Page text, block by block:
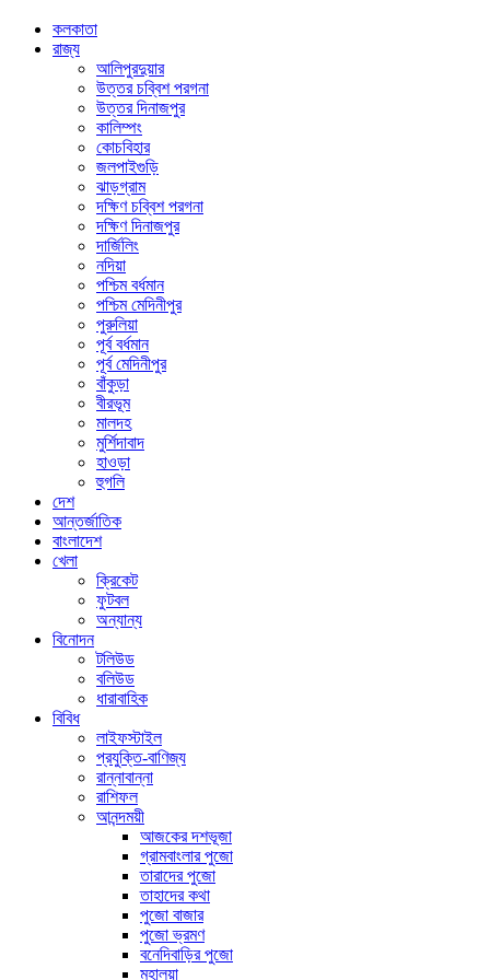
কলকাতা
রাজ্য
আলিপুরদুয়ার
উত্তর চব্বিশ পরগনা
উত্তর দিনাজপুর
কালিম্পং
কোচবিহার
জলপাইগুড়ি
ঝাড়গ্রাম
দক্ষিণ চব্বিশ পরগনা
দক্ষিণ দিনাজপুর
দার্জিলিং
নদিয়া
পশ্চিম বর্ধমান
পশ্চিম মেদিনীপুর
পুরুলিয়া
পূর্ব বর্ধমান
পূর্ব মেদিনীপুর
বাঁকুড়া
বীরভূম
মালদহ
মুর্শিদাবাদ
হাওড়া
হুগলি
দেশ
আন্তর্জাতিক
বাংলাদেশ
খেলা
ক্রিকেট
ফুটবল
অন্যান্য
বিনোদন
টলিউড
বলিউড
ধারাবাহিক
বিবিধ
লাইফস্টাইল
প্রযুক্তি-বাণিজ্য
রান্নাবান্না
রাশিফল
আনন্দময়ী
আজকের দশভূজা
গ্রামবাংলার পুজো
তারাদের পুজো
তাহাদের কথা
পুজো বাজার
পুজো ভ্রমণ
বনেদিবাড়ির পুজো
মহালয়া